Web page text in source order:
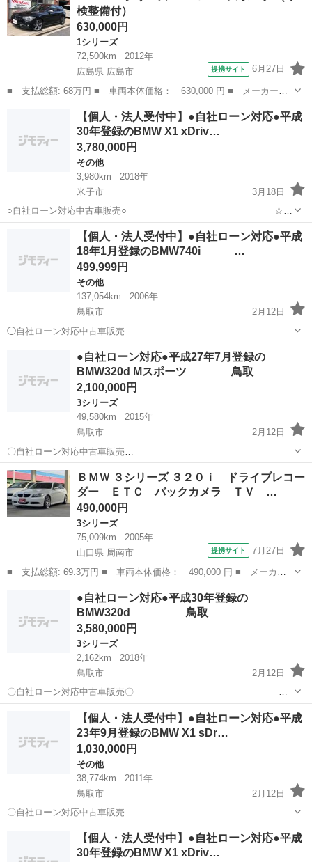
ートをされる主婦の方や派遣社員の方 ３、自己破産等をされ...
検整備付）
630,000円
1シリーズ
72,500km
2012年
広島県 広島市
提携サイト 6月27日
■ 支払総額: 68万円 ■ 車両本体価格： 630,000 円 ■ メーカー
名： ＢＭＷ ■ 車種名： １シリーズ ■ グレード名： １１６
ｉ スポーツ ■ 排気量： 1600cc ■ ドア枚数： 5D ■ ミッショ
1シリーズ
【個人・法人受付中】●自社ローン対応●平成
30年登録のBMW X1 xDriv…
3,780,000円
その他
3,980km
2018年
米子市
3月18日
○自社ローン対応中古車販売○ ☆ど
なたでもローン対応可能☆ １、勤続年数の短い方や自
営業の方 ２、パートをされる主婦の方や派遣社員の方 ３、自己破産等
をされた方やロ...
その他 車両
【個人・法人受付中】●自社ローン対応●平成
18年1月登録のBMW740i …
499,999円
その他
137,054km
2006年
鳥取市
2月12日
◯自社ローン対応中古車販売
◯ ☆どなたでもローン対
応可能☆ １、勤続年数の短い方や自営業の方 ２、パ
ートをされる主婦の方や派遣社員の方 ３、自己破産等をされ...
その他 車両
●自社ローン対応●平成27年7月登録の
BMW320d Mスポーツ 鳥取
2,100,000円
3シリーズ
49,580km
2015年
鳥取市
2月12日
〇自社ローン対応中古車販売
〇 ☆どなたでもローン対応
可能☆ １、勤続年数の短い方や自営業の方 ２、パー
トをされる主婦の方や派遣社員の方 ３、自己破産等をされた...
鳥取 鳥取市 車両
ＢＭＷ ３シリーズ ３２０ｉ ドライブレコー
ダー ＥＴＣ バックカメラ ＴＶ …
490,000円
3シリーズ
75,009km
2005年
山口県 周南市
提携サイト 7月27日
■ 支払総額: 69.3万円 ■ 車両本体価格： 490,000 円 ■ メーカー
名： ＢＭＷ ■ 車種名： ３シリーズ ■ グレード名： ３２０
ｉ ドライブレコーダー ＥＴＣ バックカメラ ＴＶ アルミホイ
3シリーズ
●自社ローン対応●平成30年登録の
BMW320d 鳥取
3,580,000円
3シリーズ
2,162km
2018年
鳥取市
2月12日
〇自社ローン対応中古車販売〇
☆どなたでもローン対応可能☆ １、勤続年数の短い方
や自営業の方 ２、パートをされる主婦の方や派遣社員の
方 ３、...
3シリーズ 車両
【個人・法人受付中】●自社ローン対応●平成
23年9月登録のBMW X1 sDr…
1,030,000円
その他
38,774km
2011年
鳥取市
2月12日
〇自社ローン対応中古車販売
〇 ☆どなたでもローン対応可
能☆ １、勤続年数の短い方や自営業の方 ２、パート
をされる主婦の方や派遣社員の方 ３、自己破産等をされた方...
その他 車両
【個人・法人受付中】●自社ローン対応●平成
30年登録のBMW X1 xDriv…